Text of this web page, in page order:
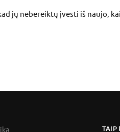
jų nebereiktų įvesti iš naujo,
TAIP